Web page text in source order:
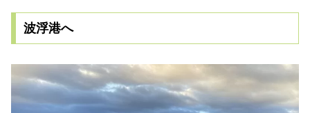
波浮港へ